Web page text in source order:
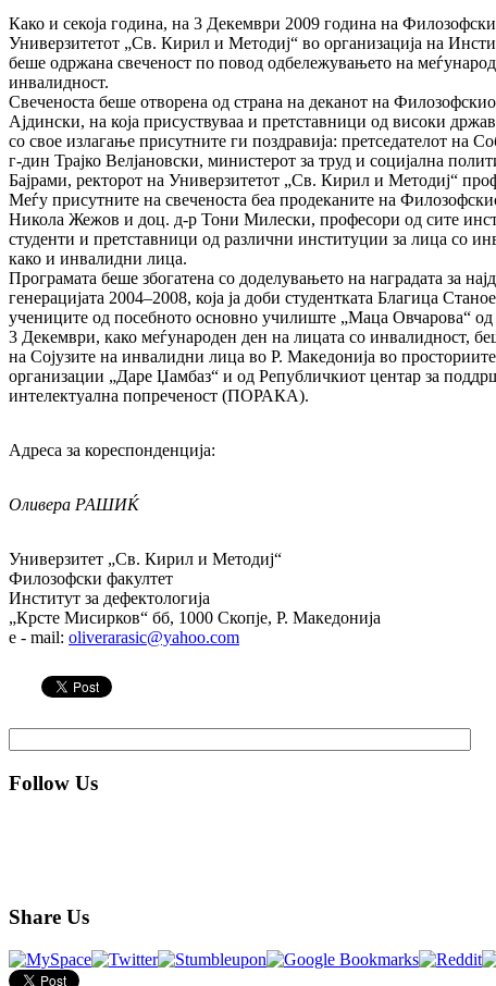
Како и секоја година, на 3 Декември 2009 година на
Универзитетот „Св. Кирил и Методиј“ во организација на
беше одржана свеченост по повод одбележувањето на
инвалидност.
Свеченоста беше отворена од страна на деканот на
Ајдински, на која присуствуваа и претставници од високи
со свое излагање присутните ги поздравија: претседателот на
г-дин Трајко Велјановски, министерот за труд и социјална
Бајрами, ректорот на Универзитетот „Св. Кирил и Методиј“
Меѓу присутните на свеченоста беа продеканите на
Никола Жежов и доц. д-р Тони Милески, професори од сите
студенти и претставници од различни институции за лица со
како и инвалидни лица.
Програмата беше збогатена со доделувањето на наградата за
генерацијата 2004–2008, која ја доби студентката Благица
учениците од посебното основно училиште „Маца Овчарова“ од
3 Декември, како меѓународен ден на лицата со инвалидност,
на Сојузите на инвалидни лица во Р. Македонија во
организации „Даре Џамбаз“ и од Републичкиот центар за
интелектуална попреченост (ПОРАКА).
Адреса за кореспонденција:
Оливера РАШИЌ
Универзитет „Св. Кирил и Методиј“
Филозофски факултет
Институт за дефектологија
„Крсте Мисирков“ бб, 1000 Скопје, Р. Македонија
e - mail: oliverarasic@yahoo.com
Follow Us
Share Us